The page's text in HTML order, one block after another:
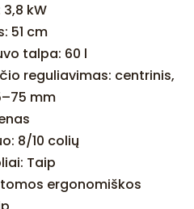
kW
51 cm
talpa: 60 l
reguliavimas: centrinis,
mm
8/10 colių
Taip
ergonomiškos